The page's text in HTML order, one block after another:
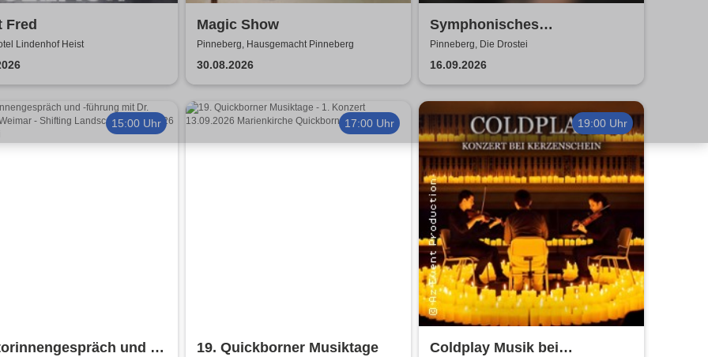
Fred
Lindenhof Heist
Magic Show
Pinneberg, Hausgemacht Pinneberg
30.08.2026
Symphonisches
Bläserquintett Hamburg -
Musikalische Landschaften
Pinneberg, Die Drostei
16.09.2026
15:00 Uhr
und -
17:00 Uhr
19. Quickborner Musiktage
19:00 Uhr
Coldplay Musik bei